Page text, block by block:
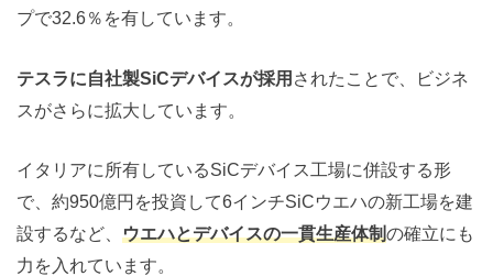
プで32.6％を有しています。
テスラに自社製SiCデバイスが採用 されたことで、ビジネ
スがさらに拡大しています。
イタリアに所有しているSiCデバイス工場に併設する形
で、約950億円を投資して6インチSiCウエハの新工場を建
設するなど、 ウエハとデバイスの一貫生産体制の確立にも
力を入れています。